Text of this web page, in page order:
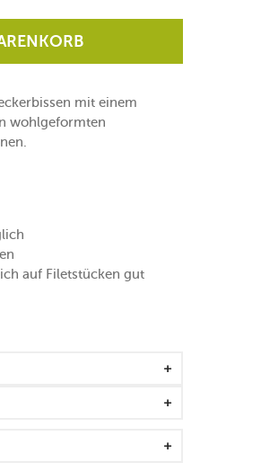
mit einem
wohlgeformten
auf Filetstücken gut